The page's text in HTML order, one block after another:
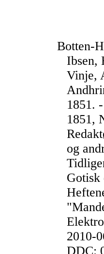
Botten-
Ibsen,
Vinje,
1851. -
1851,
og
2010-
DDC: